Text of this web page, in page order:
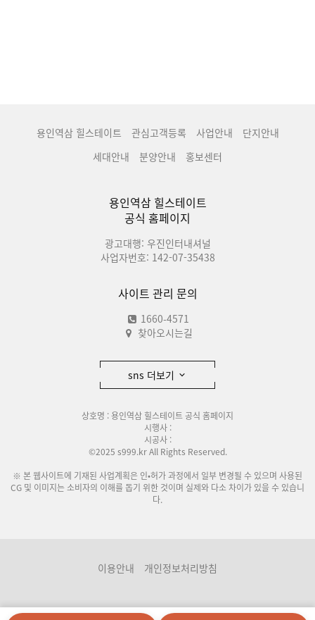
용인역삼 힐스테이트 관심고객등록 사업안내
단지안내
세대안내
분양안내 홍보센터
용인역삼 힐스테이트
공식 홈페이지
광고대행: 우진인터내셔널
사업자번호: 142-07-35438
사이트 관리 문의
1660-4571
찾아오시는길
sns 더보기
상호명 : 용인역삼 힐스테이트 공식 홈페이지
시행사 :
시공사 :
©2025 s999.kr All Rights Reserved.
※ 본 웹사이트에 기재된 사업계획은 인•허가 과정에서 일부 변경될 수 있으며 사용된
CG 및 이미지는 소비자의 이해를 돕기 위한 것이며 실제와 다소 차이가 있을 수 있습니
다.
이용안내 개인정보처리방침